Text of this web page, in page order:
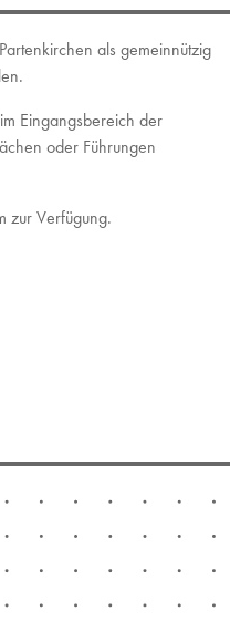
als gemeinnützig
Eingangsbereich der
oder Führungen
zur Verfügung.